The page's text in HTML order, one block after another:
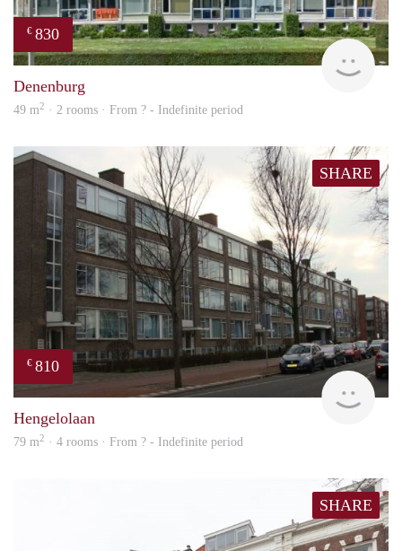
€ 830
Denenburg
49 m2 · 2 rooms · From ? - Indefinite period
SHARE
€ 810
Hengelolaan
79 m2 · 4 rooms · From ? - Indefinite period
SHARE